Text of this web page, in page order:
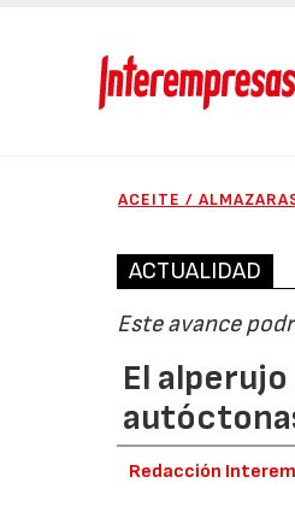
ACEITE /
ACTUALIDAD
Este avance
El
Redacción